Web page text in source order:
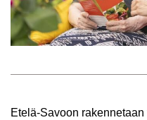
Etelä-​Savoon